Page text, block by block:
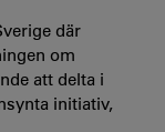
där
om
att delta i
initiativ,